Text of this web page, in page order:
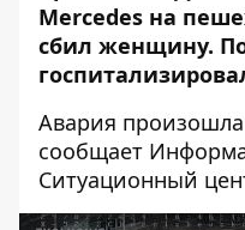
Mercedes на
сбил женщину.
Авария
сообщает
Ситуационный